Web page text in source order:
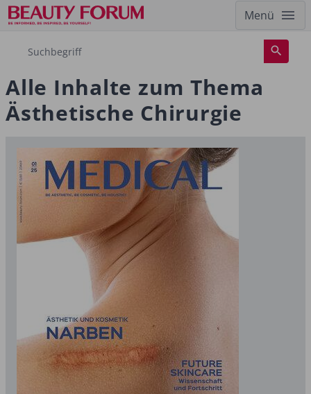
Menü
Alle Inhalte zum Thema
Ästhetische Chirurgie